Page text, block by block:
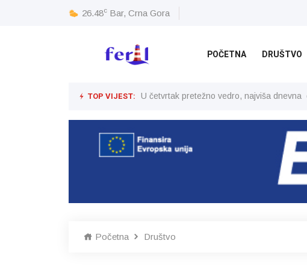
26.48c Bar, Crna Gora
POČETNA DRUŠTVO
TOP VIJEST: U četvrtak pretežno vedro, najviša dnevna
Početna Društvo